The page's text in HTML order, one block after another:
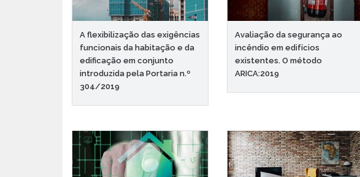
A flexibilização das exigências
funcionais da habitação e da
edificação em conjunto
introduzida pela Portaria n.º
304/2019
Avaliação da segurança ao
incêndio em edifícios
existentes. O método
ARICA:2019